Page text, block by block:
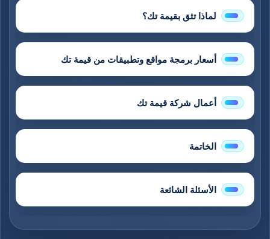
لماذا تثق بقيمة تك؟
أسعار برمجة مواقع وتطبيقات من قيمة تك
أعمال شركة قيمة تك
الخاتمة
الأسئلة الشائعة